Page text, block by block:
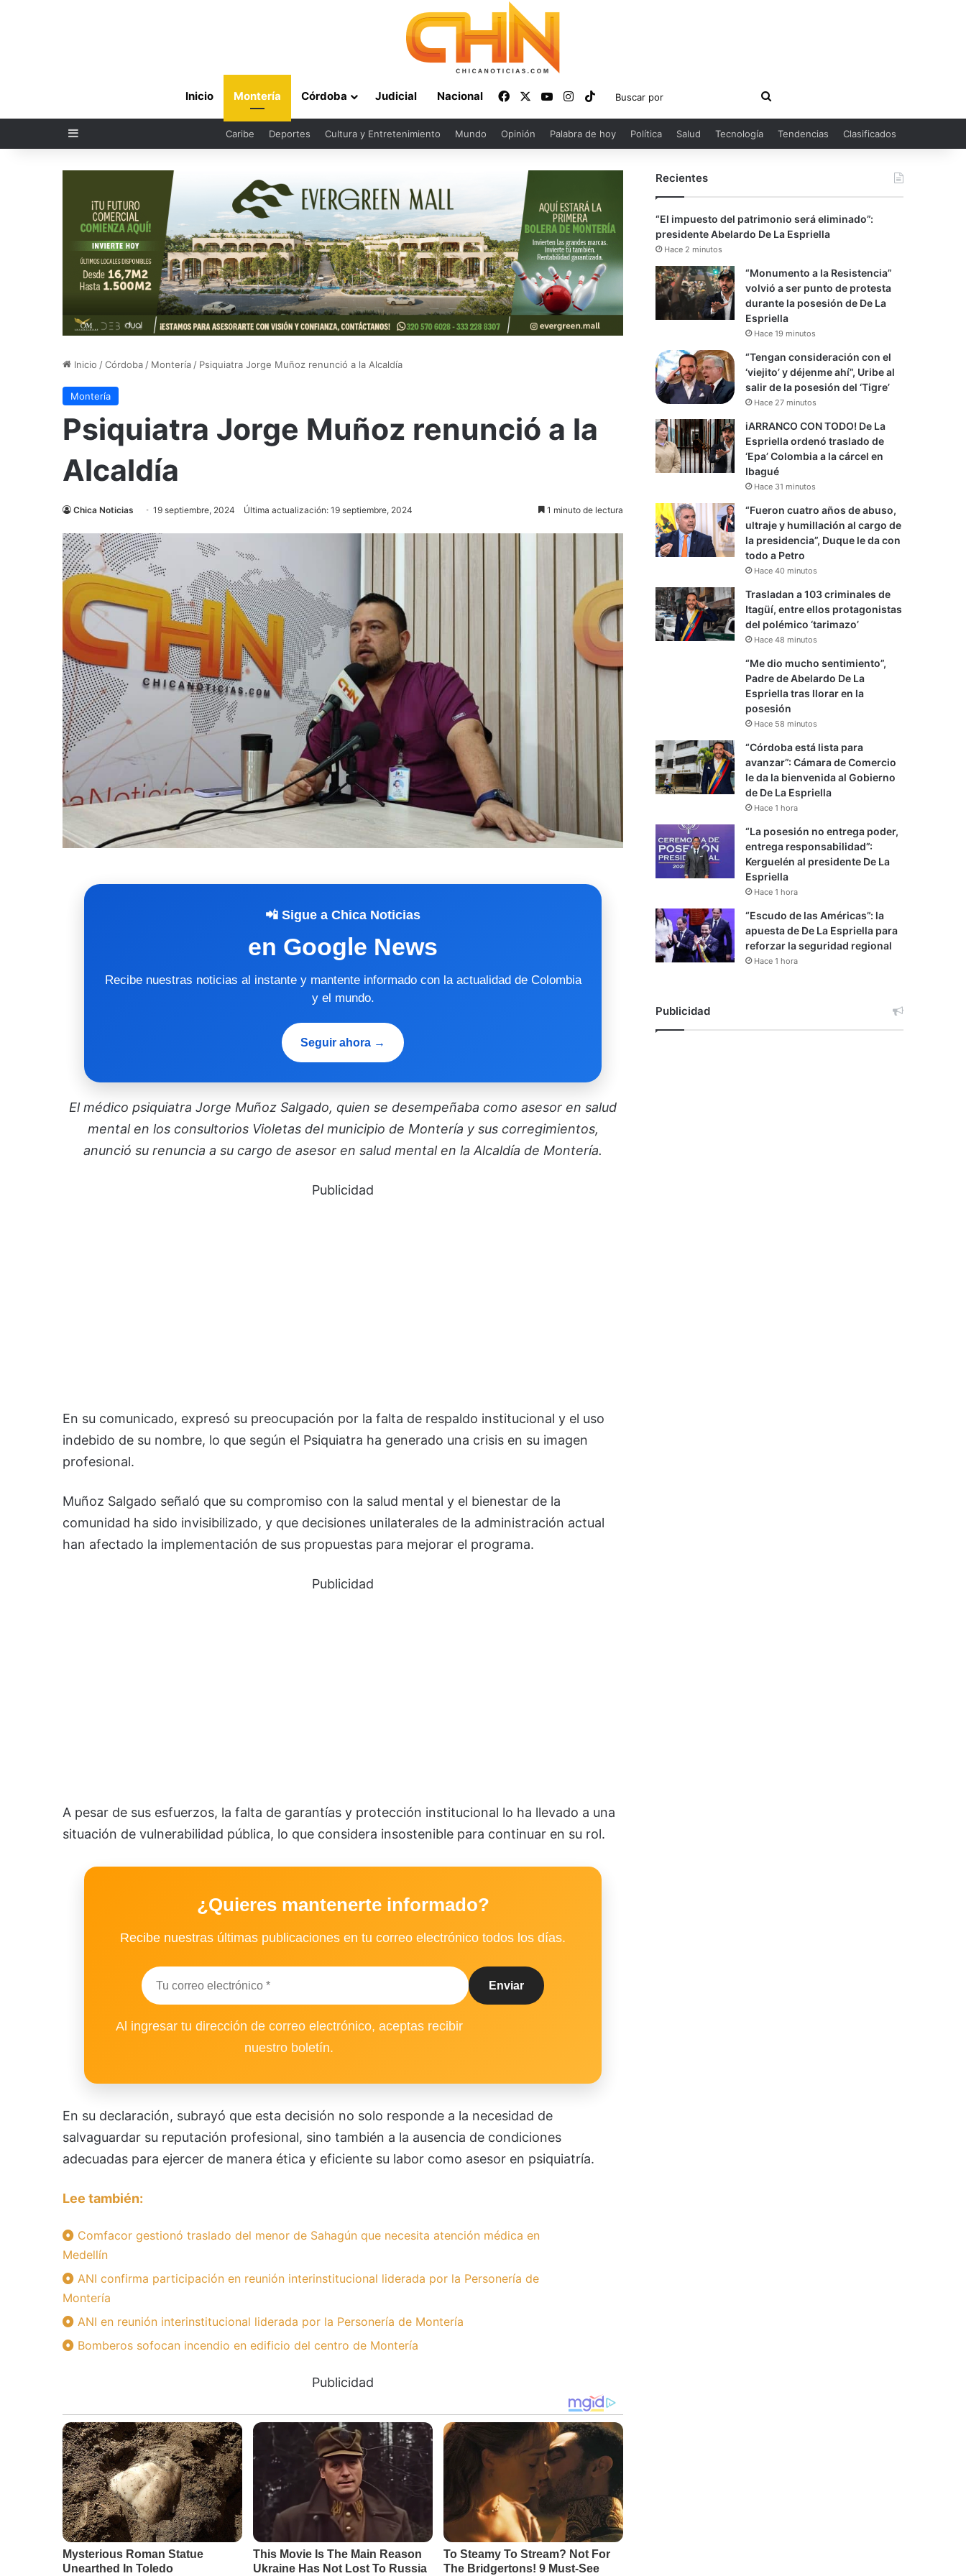
Inicio Montería Córdoba Judicial Nacional FacebookYouTubeInstagram
TikTok
Buscar
por
Sidebar Caribe Deportes Cultura y Entretenimiento Mundo Opinión Palabra de hoy Política Salud Tecnología Tendencias Clasificados
Inicio /Córdoba / Montería / Psiquiatra Jorge Muñoz renunció a la Alcaldía
Montería
Psiquiatra Jorge Muñoz renunció a la
Alcaldía
Chica Noticias 19 septiembre, 2024 Última actualización: 19 septiembre, 2024 1 minuto de lectura
📲 Sigue a Chica Noticias
en Google News
Recibe nuestras noticias al instante y mantente informado con la actualidad de Colombia
y el mundo.
Seguir ahora →
El médico psiquiatra Jorge Muñoz Salgado, quien se desempeñaba como asesor en salud
mental en los consultorios Violetas del municipio de Montería y sus corregimientos,
anunció su renuncia a su cargo de asesor en salud mental en la Alcaldía de Montería.
Publicidad
En su comunicado, expresó su preocupación por la falta de respaldo institucional y el uso
indebido de su nombre, lo que según el Psiquiatra ha generado una crisis en su imagen
profesional.
Muñoz Salgado señaló que su compromiso con la salud mental y el bienestar de la
comunidad ha sido invisibilizado, y que decisiones unilaterales de la administración actual
han afectado la implementación de sus propuestas para mejorar el programa.
Publicidad
A pesar de sus esfuerzos, la falta de garantías y protección institucional lo ha llevado a una
situación de vulnerabilidad pública, lo que considera insostenible para continuar en su rol.
¿Quieres mantenerte informado?
Recibe nuestras últimas publicaciones en tu correo electrónico todos los días.
Al ingresar tu dirección de correo electrónico, aceptas recibir
nuestro boletín.
En su declaración, subrayó que esta decisión no solo responde a la necesidad de
salvaguardar su reputación profesional, sino también a la ausencia de condiciones
adecuadas para ejercer de manera ética y eficiente su labor como asesor en psiquiatría.
Lee también:
Comfacor gestionó traslado del menor de Sahagún que necesita atención médica en
Medellín
ANI confirma participación en reunión interinstitucional liderada por la Personería de
Montería
ANI en reunión interinstitucional liderada por la Personería de Montería
Bomberos sofocan incendio en edificio del centro de Montería
Publicidad
Recientes
“El impuesto del patrimonio será eliminado”:
presidente Abelardo De La Espriella
Hace 2 minutos
“Monumento a la Resistencia”
volvió a ser punto de protesta
durante la posesión de De La
Espriella
Hace 19 minutos
“Tengan consideración con el
‘viejito’ y déjenme ahí”, Uribe al
salir de la posesión del ‘Tigre’
Hace 27 minutos
iARRANCO CON TODO! De La
Espriella ordenó traslado de
‘Epa’ Colombia a la cárcel en
Ibagué
Hace 31 minutos
“Fueron cuatro años de abuso,
ultraje y humillación al cargo de
la presidencia”, Duque le da con
todo a Petro
Hace 40 minutos
Trasladan a 103 criminales de
Itagüí, entre ellos protagonistas
del polémico ‘tarimazo’
Hace 48 minutos
“Me dio mucho sentimiento”,
Padre de Abelardo De La
Espriella tras llorar en la
posesión
Hace 58 minutos
“Córdoba está lista para
avanzar”: Cámara de Comercio
le da la bienvenida al Gobierno
de De La Espriella
Hace 1 hora
“La posesión no entrega poder,
entrega responsabilidad”:
Kerguelén al presidente De La
Espriella
Hace 1 hora
“Escudo de las Américas”: la
apuesta de De La Espriella para
reforzar la seguridad regional
Hace 1 hora
Publicidad